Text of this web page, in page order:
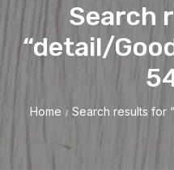
Search
“detail/
Home / Search results for